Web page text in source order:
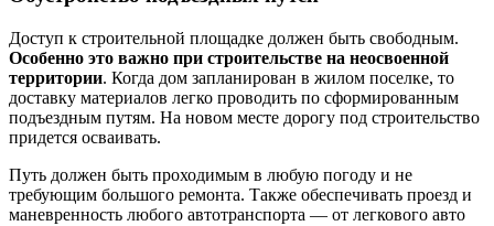
Доступ к строительной площадке должен быть свободным.
Особенно это важно при строительстве на неосвоенной
территории. Когда дом запланирован в жилом поселке, то
доставку материалов легко проводить по сформированным
подъездным путям. На новом месте дорогу под строительство
придется осваивать.
Путь должен быть проходимым в любую погоду и не
требующим большого ремонта. Также обеспечивать проезд и
маневренность любого автотранспорта — от легкового авто